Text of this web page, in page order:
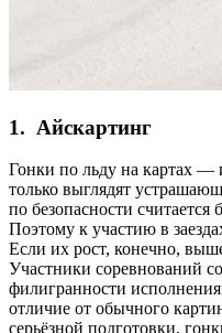
1. Айскартинг
Гонки по льду на картах
только выглядят
по безопасности считается
Поэтому к участию в
Если их рост, конечно,
Участники соревнований
филигранности
отличие от обычного
серьёзной подготовки,